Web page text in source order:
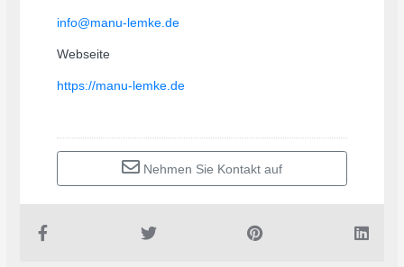
info@manu-lemke.de
Webseite
https://manu-lemke.de
Nehmen Sie Kontakt auf